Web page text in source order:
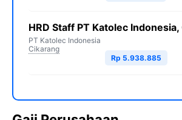
HRD Staff PT Katolec
PT Katolec Indonesia
Cikarang
Rp 5.938.885